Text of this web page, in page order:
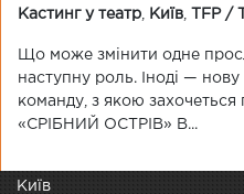
Кастинг у театр Київ TFP /
Що може змінити одне
наступну роль. Іноді — нову
команду, з якою
«СРІБНИЙ ОСТРІВ» В...
Київ